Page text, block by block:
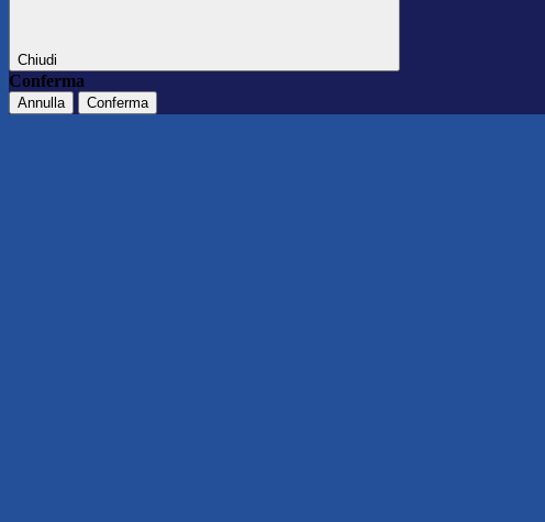
Chiudi
Conferma
Annulla Conferma